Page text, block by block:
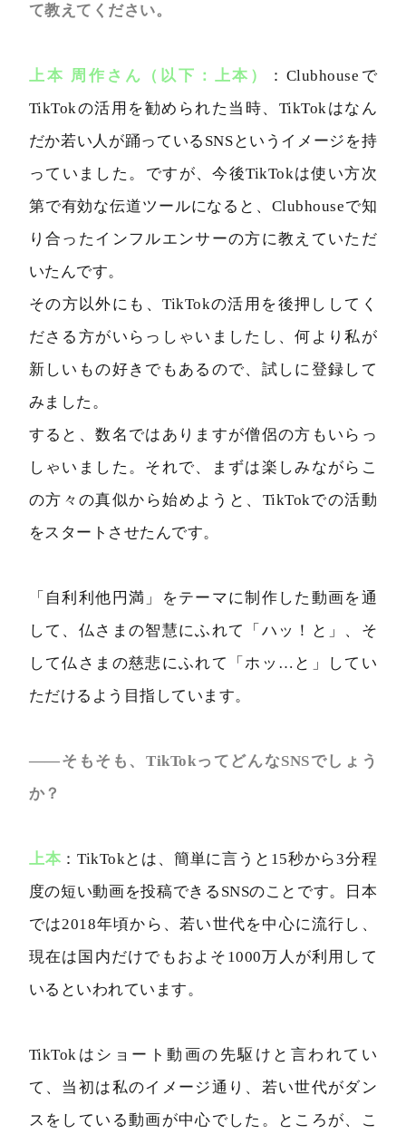
て教えてください。
上本 周作さん（以下：上本）
：Clubhouseで
TikTokの活用を勧められた当時、TikTokはなん
だか若い人が踊っているSNSというイメージを持
っていました。ですが、今後TikTokは使い方次
第で有効な伝道ツールになると、Clubhouseで知
り合ったインフルエンサーの方に教えていただ
いたんです。
その方以外にも、TikTokの活用を後押ししてく
ださる方がいらっしゃいましたし、何より私が
新しいもの好きでもあるので、試しに登録して
みました。
すると、数名ではありますが僧侶の方もいらっ
しゃいました。それで、まずは楽しみながらこ
の方々の真似から始めようと、TikTokでの活動
をスタートさせたんです。
「自利利他円満」をテーマに制作した動画を通
して、仏さまの智慧にふれて「ハッ！と」、そ
して仏さまの慈悲にふれて「ホッ…と」してい
ただけるよう目指しています。
――そもそも、TikTokってどんなSNSでしょう
か？
上本 ：TikTokとは、簡単に言うと15秒から3分程
度の短い動画を投稿できるSNSのことです。日本
では2018年頃から、若い世代を中心に流行し、
現在は国内だけでもおよそ1000万人が利用して
いるといわれています。
TikTokはショート動画の先駆けと言われてい
て、当初は私のイメージ通り、若い世代がダン
スをしている動画が中心でした。ところが、こ